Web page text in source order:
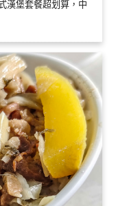
漢堡套餐超划算，中